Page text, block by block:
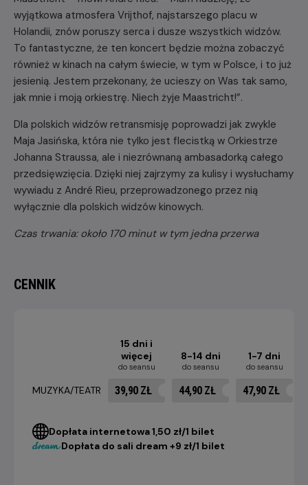
wyjątkowa atmosfera Vrijthof, najstarszego placu w
Holandii, znów poruszy serca i dusze wszystkich widzów.
To fantastyczne, że ten koncert będzie można zobaczyć
również w kinach na całym świecie, w tym w Polsce, i to już
jesienią. Jestem przekonany, że ucieszy on Was tak samo,
jak mnie i moją orkiestrę. Niech żyje Maastricht!”.
Dla polskich widzów retransmisję poprowadzi jak zwykle
Maja Jasińska, która nie tylko jest flecistką w Orkiestrze
Johanna Straussa, ale i niezrównaną ambasadorką całego
przedsięwzięcia. Dzięki niej zajrzymy za kulisy i wysłuchamy
wywiadu z André Rieu, przeprowadzonego przez nią
wyłącznie dla polskich widzów kinowych.
Czas trwania: około 170 minut w tym jedna przerwa
CENNIK
15 dni i
więcej
do seansu
8-14 dni
do seansu
1-7 dni
do seansu
MUZYKA/TEATR 39,90 ZŁ 44,90 ZŁ 47,90 ZŁ
Dopłata internetowa 1,50 zł/1 bilet
Dopłata do sali dream +9 zł/1 bilet